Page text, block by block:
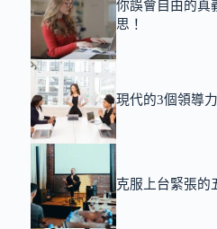
你誤會自由的真
思！
現代的3個領導
克服上台緊張的